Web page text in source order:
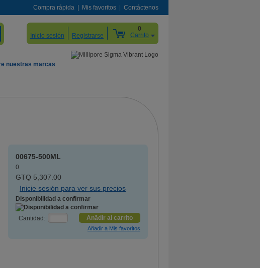
Compra rápida Mis favoritos Contáctenos
Inicio sesión Registrarse
0
Carrito
nuestras marcas
00675-500ML
0
GTQ 5,307.00
Inicie sesión para ver sus precios
Disponibilidad a confirmar
Cantidad: Anãdir al carrito